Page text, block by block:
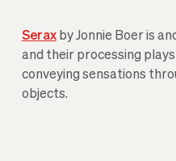
Seraxby Jonnie Boer is
and their processing
conveying sensations
objects.